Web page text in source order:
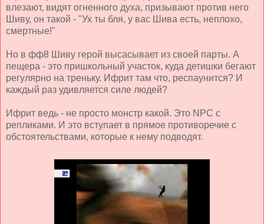
влезают, видят огненного духа, призывают против него
Шиву, он такой - "Ух ты бля, у вас Шива есть, неплохо,
смертные!"
Но в фф8 Шиву герой высасывает из своей парты. А
пещера - это пришкольный участок, куда детишки бегают
регулярно на треньку. Ифрит там что, респаунится? И
каждый раз удивляется силе людей?
Ифрит ведь - не просто монстр какой. Это NPC с
репликами. И это вступает в прямое противоречие с
обстоятельствами, которые к нему подводят.